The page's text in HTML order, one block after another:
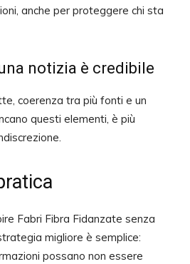
anche per proteggere chi sta
notizia è credibile
coerenza tra più fonti e un
questi elementi, è più
Fabri Fibra Fidanzate senza
migliore è semplice:
possano non essere